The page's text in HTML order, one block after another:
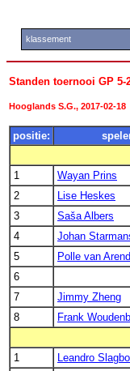
klassement
Standen toernooi GP 5-
Hooglands S.G., 2017-02-18
positie:
1
Wayan Prins
2
Lise Heskes
3
Saša Albers
4
Johan
5
Polle van
6
7
Jimmy Zheng
8
Frank
1
Leandro